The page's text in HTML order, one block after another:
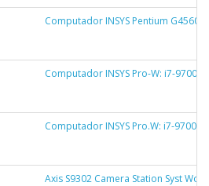
Computador INSYS Pentium G4560,
Computador INSYS Pro-W: i7-
Computador INSYS Pro.W: i7-
Axis S9302 Camera Station Syst